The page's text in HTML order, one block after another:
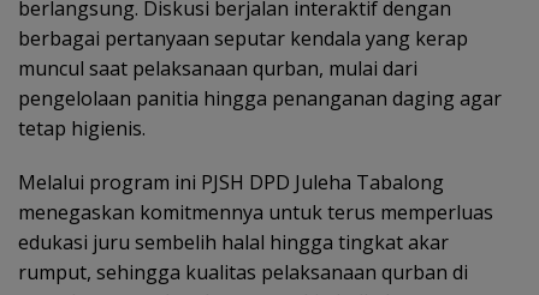
berlangsung. Diskusi berjalan interaktif dengan
berbagai pertanyaan seputar kendala yang kerap
muncul saat pelaksanaan qurban, mulai dari
pengelolaan panitia hingga penanganan daging agar
tetap higienis.
Melalui program ini PJSH DPD Juleha Tabalong
menegaskan komitmennya untuk terus memperluas
edukasi juru sembelih halal hingga tingkat akar
rumput, sehingga kualitas pelaksanaan qurban di